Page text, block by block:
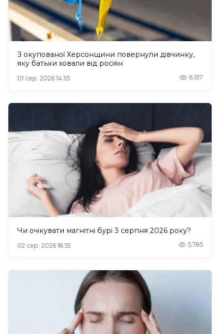
З окупованої Херсонщини повернули дівчинку,
яку батьки ховали від росіян
01 сер. 2026 14:35 6,137
Чи очікувати магнітні бурі 3 серпня 2026 року?
02 сер. 2026 18:55 5,785